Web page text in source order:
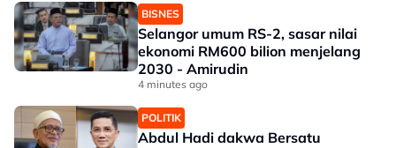
BISNES
Selangor umum RS-2, sasar nilai
ekonomi RM600 bilion menjelang
2030 - Amirudin
4 minutes ago
POLITIK
Abdul Hadi dakwa Bersatu